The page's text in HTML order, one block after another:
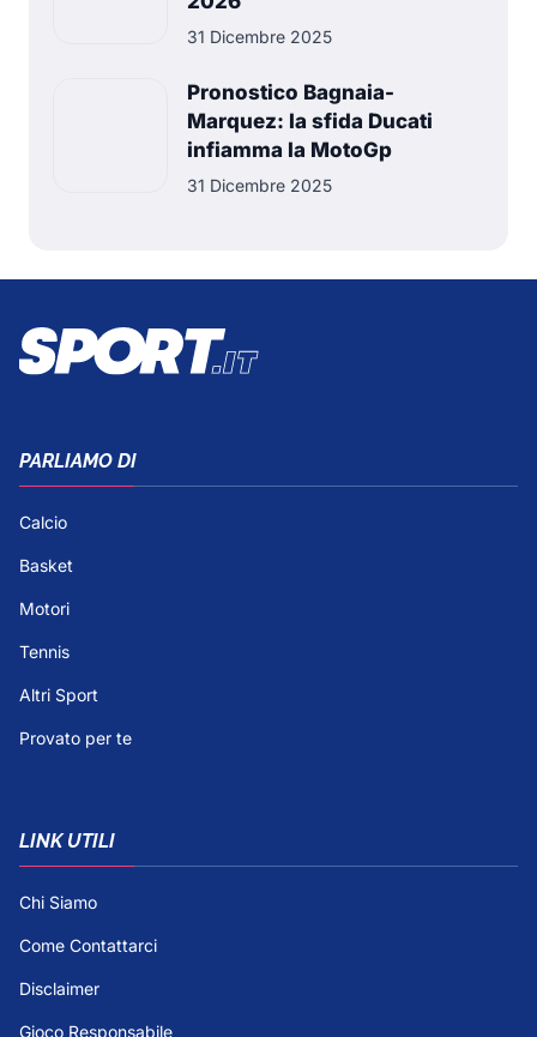
31 Dicembre 2025
Pronostico Bagnaia-
Marquez: la sfida Ducati
infiamma la MotoGp
31 Dicembre 2025
PARLIAMO DI
Calcio
Basket
Motori
Tennis
Altri Sport
Provato per te
LINK UTILI
Chi Siamo
Come Contattarci
Disclaimer
Gioco Responsabile